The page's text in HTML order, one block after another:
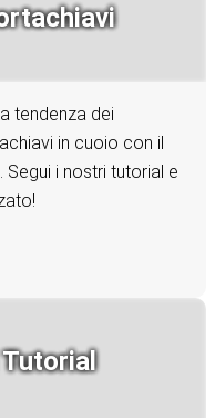
tendenza dei
in cuoio con il
i nostri tutorial e